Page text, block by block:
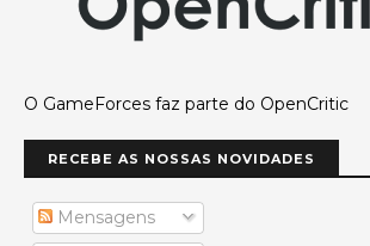
O GameForces faz parte do OpenCritic
RECEBE AS NOSSAS NOVIDADES
Mensagens